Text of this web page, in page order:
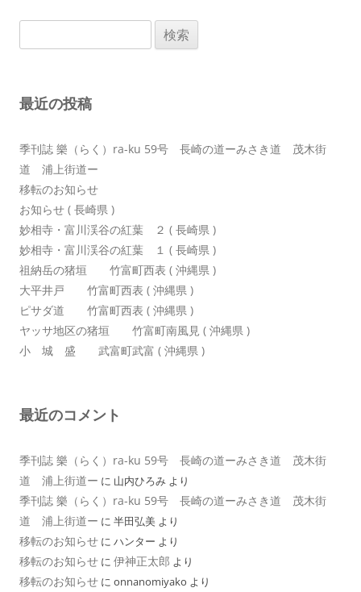
ョ
索:
最近の投稿
季刊誌 樂（らく）ra-ku 59号 長崎の道ーみさき道 茂木街
道 浦上街道ー
移転のお知らせ
お知らせ ( 長崎県 )
妙相寺・富川渓谷の紅葉 ２ ( 長崎県 )
妙相寺・富川渓谷の紅葉 １ ( 長崎県 )
祖納岳の猪垣 竹富町西表 ( 沖縄県 )
大平井戸 竹富町西表 ( 沖縄県 )
ピサダ道 竹富町西表 ( 沖縄県 )
ヤッサ地区の猪垣 竹富町南風見 ( 沖縄県 )
小 城 盛 武富町武富 ( 沖縄県 )
最近のコメント
季刊誌 樂（らく）ra-ku 59号 長崎の道ーみさき道 茂木街
道 浦上街道ー に 山内ひろみ より
季刊誌 樂（らく）ra-ku 59号 長崎の道ーみさき道 茂木街
道 浦上街道ー に 半田弘美 より
移転のお知らせ に ハンター より
移転のお知らせ に 伊神正太郎 より
移転のお知らせ に onnanomiyako より